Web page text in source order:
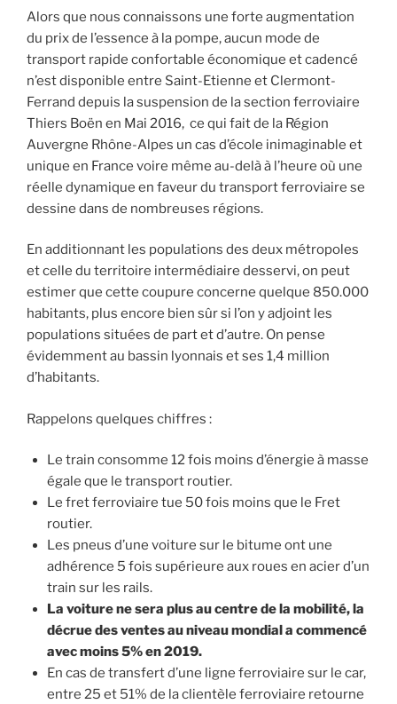
Alors que nous connaissons une forte augmentation
du prix de l’essence à la pompe, aucun mode de
transport rapide confortable économique et cadencé
n’est disponible entre Saint-Etienne et Clermont-
Ferrand depuis la suspension de la section ferroviaire
Thiers Boën en Mai 2016, ce qui fait de la Région
Auvergne Rhône-Alpes un cas d’école inimaginable et
unique en France voire même au-delà à l’heure où une
réelle dynamique en faveur du transport ferroviaire se
dessine dans de nombreuses régions.
En additionnant les populations des deux métropoles
et celle du territoire intermédiaire desservi, on peut
estimer que cette coupure concerne quelque 850.000
habitants, plus encore bien sûr si l’on y adjoint les
populations situées de part et d’autre. On pense
évidemment au bassin lyonnais et ses 1,4 million
d’habitants.
Rappelons quelques chiffres :
Le train consomme 12 fois moins d’énergie à masse
égale que le transport routier.
Le fret ferroviaire tue 50 fois moins que le Fret
routier.
Les pneus d’une voiture sur le bitume ont une
adhérence 5 fois supérieure aux roues en acier d’un
train sur les rails.
La voiture ne sera plus au centre de la mobilité, la
décrue des ventes au niveau mondial a commencé
avec moins 5% en 2019.
En cas de transfert d’une ligne ferroviaire sur le car,
entre 25 et 51% de la clientèle ferroviaire retourne